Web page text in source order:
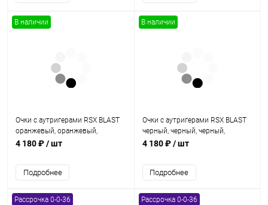
В наличии
Очки с аутригерами RSX BLAST
оранжевый, оранжевый,
оранжевый, зеркально-желтая
4 180 ₽/ шт
Подробнее
В наличии
Очки с аутригерами RSX BLAST
черный, черный, черный,
зеркально-серая линза
4 180 ₽/ шт
Подробнее
Рассрочка 0-0-36
Рассрочка 0-0-36